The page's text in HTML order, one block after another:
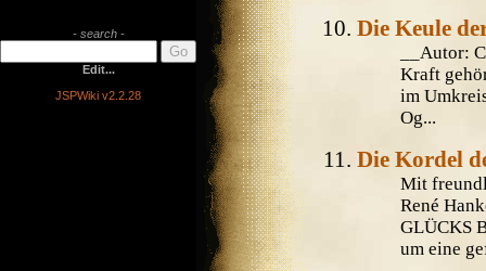
- search -
Edit...
JSPWiki v2.2.28
Die Keule
__Autor:
Kraft
im
Og...
Die Kordel
Mit
René
GLÜCKS
um eine